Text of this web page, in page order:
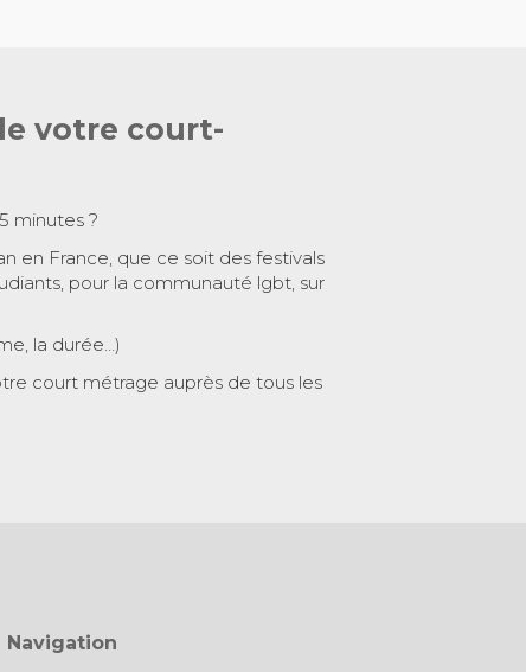
votre court-
minutes ?
en France, que ce soit des festivals
pour la communauté lgbt, sur
la durée…)
court métrage auprès de tous les
Navigation